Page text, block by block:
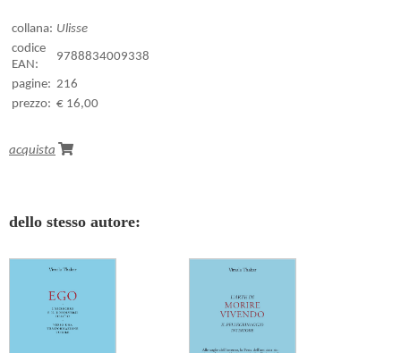
collana: Ulisse
codice
EAN:
9788834009338
pagine: 216
prezzo: € 16,00
acquista
dello stesso autore: